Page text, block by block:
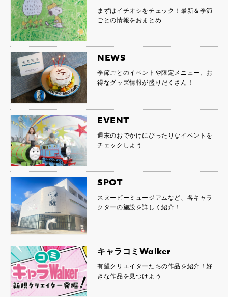
まずはイチオシをチェック！最新＆季節
ごとの情報をおまとめ
NEWS
季節ごとのイベントや限定メニュー、お
得なグッズ情報が盛りだくさん！
EVENT
週末のおでかけにぴったりなイベントを
チェックしよう
SPOT
スヌーピーミュージアムなど、各キャラ
クターの施設を詳しく紹介！
キャラコミWalker
有望クリエイターたちの作品を紹介！好
きな作品を見つけよう